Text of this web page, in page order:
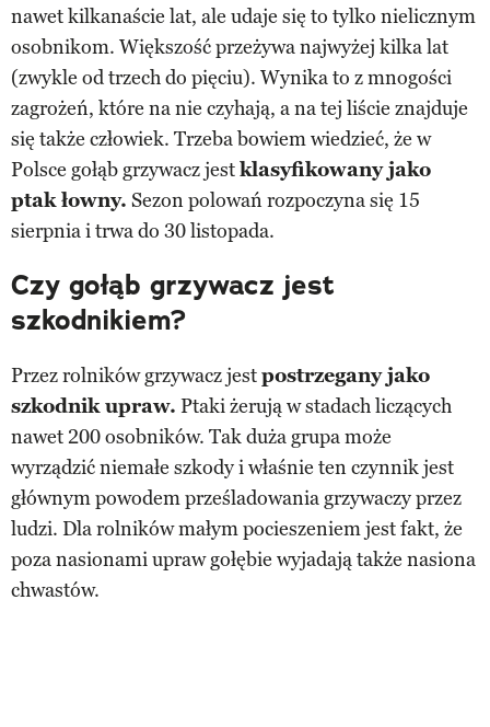
nawet kilkanaście lat, ale udaje się to tylko nielicznym
osobnikom. Większość przeżywa najwyżej kilka lat
(zwykle od trzech do pięciu). Wynika to z mnogości
zagrożeń, które na nie czyhają, a na tej liście znajduje
się także człowiek. Trzeba bowiem wiedzieć, że w
Polsce gołąb grzywacz jestklasyfikowany jako
ptak łowny. Sezon polowań rozpoczyna się 15
sierpnia i trwa do 30 listopada.
Czy gołąb grzywacz jest
szkodnikiem?
Przez rolników grzywacz jestpostrzegany jako
szkodnik upraw. Ptaki żerują w stadach liczących
nawet 200 osobników. Tak duża grupa może
wyrządzić niemałe szkody i właśnie ten czynnik jest
głównym powodem prześladowania grzywaczy przez
ludzi. Dla rolników małym pocieszeniem jest fakt, że
poza nasionami upraw gołębie wyjadają także nasiona
chwastów.